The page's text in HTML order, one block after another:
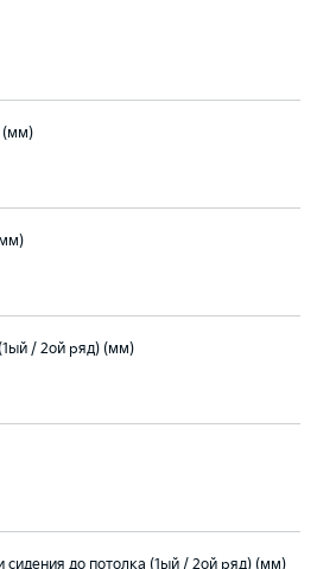
(мм)
/ 2ой ряд) (мм)
сидения до потолка (1ый / 2ой ряд) (мм)